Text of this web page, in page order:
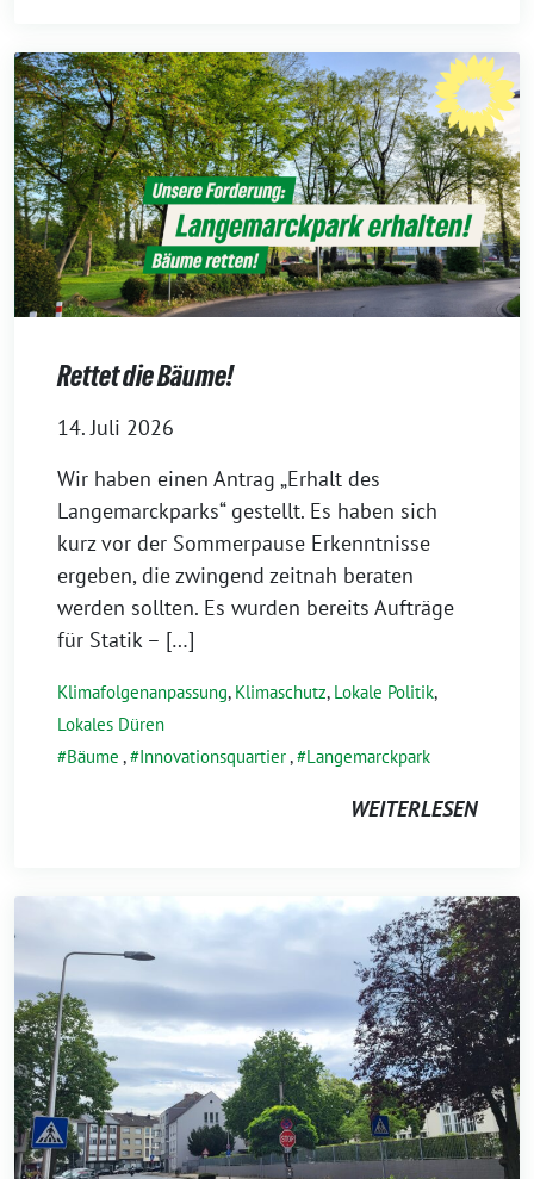
Rettet die Bäume!
14. Juli 2026
Wir haben einen Antrag „Erhalt des
Langemarckparks“ gestellt. Es haben sich
kurz vor der Sommerpause Erkenntnisse
ergeben, die zwingend zeitnah beraten
werden sollten. Es wurden bereits Aufträge
für Statik – […]
Klimafolgenanpassung, Klimaschutz, Lokale Politik,
Lokales Düren
Bäume , Innovationsquartier, Langemarckpark
WEITERLESEN